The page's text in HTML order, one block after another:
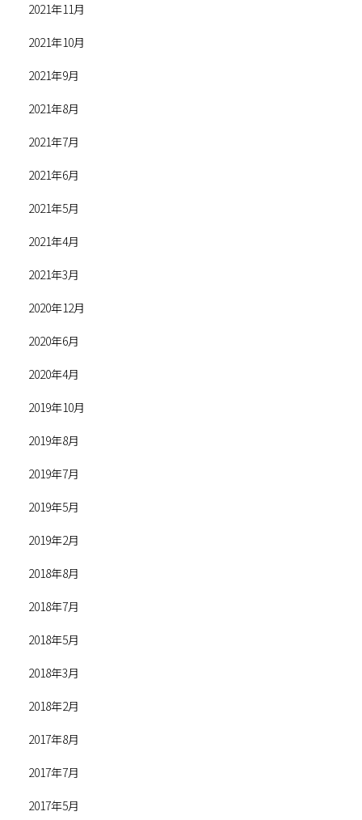
2021年11月
2021年10月
2021年9月
2021年8月
2021年7月
2021年6月
2021年5月
2021年4月
2021年3月
2020年12月
2020年6月
2020年4月
2019年10月
2019年8月
2019年7月
2019年5月
2019年2月
2018年8月
2018年7月
2018年5月
2018年3月
2018年2月
2017年8月
2017年7月
2017年5月